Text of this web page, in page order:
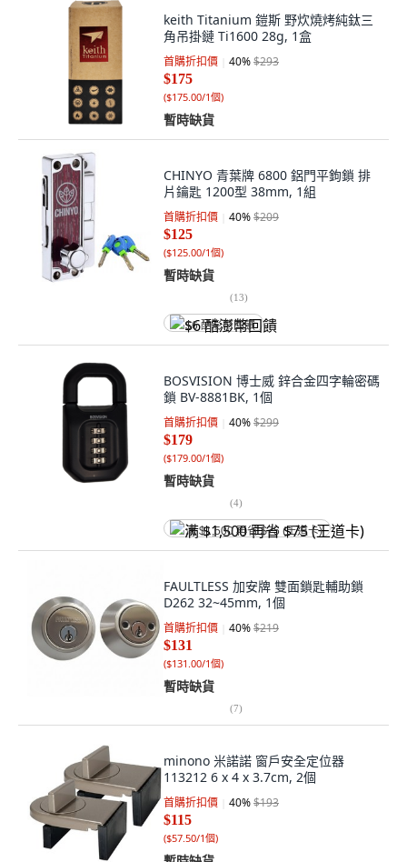
keith Titanium 鎧斯 野炊燒烤純鈦三
角吊掛鏈 Ti1600 28g, 1盒
首購折扣價 40%$293
$175
($175.00/1個)
暫時缺貨
CHINYO 青葉牌 6800 鋁門平鉤鎖 排
片鑰匙 1200型 38mm, 1組
首購折扣價 40%$209
$125
($125.00/1個)
暫時缺貨
(13)
$6 酷澎幣回饋
BOSVISION 博士威 鋅合金四字輪密碼
鎖 BV-8881BK, 1個
首購折扣價 40%$299
$179
($179.00/1個)
暫時缺貨
(4)
满 $1,500 再省 $75 (王道卡)
FAULTLESS 加安牌 雙面鎖匙輔助鎖
D262 32~45mm, 1個
首購折扣價 40%$219
$131
($131.00/1個)
暫時缺貨
(7)
minono 米諾諾 窗戶安全定位器
113212 6 x 4 x 3.7cm, 2個
首購折扣價 40%$193
$115
($57.50/1個)